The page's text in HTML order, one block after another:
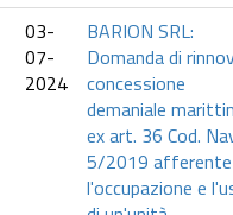
03-
07-
2024
BARION SRL:
Domanda di
concessione
demaniale
ex art. 36 Cod.
5/2019 afferente
l'occupazione e